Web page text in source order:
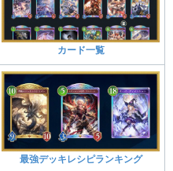
カード一覧
最強デッキレシピランキング